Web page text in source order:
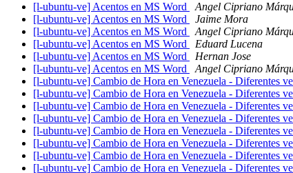
[l-ubuntu-ve] Acentos en MS Word
Angel Cipriano
[l-ubuntu-ve] Acentos en MS Word
Jaime Mora
[l-ubuntu-ve] Acentos en MS Word
Angel Cipriano
[l-ubuntu-ve] Acentos en MS Word
Eduard Lucena
[l-ubuntu-ve] Acentos en MS Word
Hernan Jose
[l-ubuntu-ve] Acentos en MS Word
Angel Cipriano
[l-ubuntu-ve] Cambio de Hora en Venezuela - Diferentes
[l-ubuntu-ve] Cambio de Hora en Venezuela - Diferentes
[l-ubuntu-ve] Cambio de Hora en Venezuela - Diferentes
[l-ubuntu-ve] Cambio de Hora en Venezuela - Diferentes
[l-ubuntu-ve] Cambio de Hora en Venezuela - Diferentes
[l-ubuntu-ve] Cambio de Hora en Venezuela - Diferentes
[l-ubuntu-ve] Cambio de Hora en Venezuela - Diferentes
[l-ubuntu-ve] Cambio de Hora en Venezuela - Diferentes